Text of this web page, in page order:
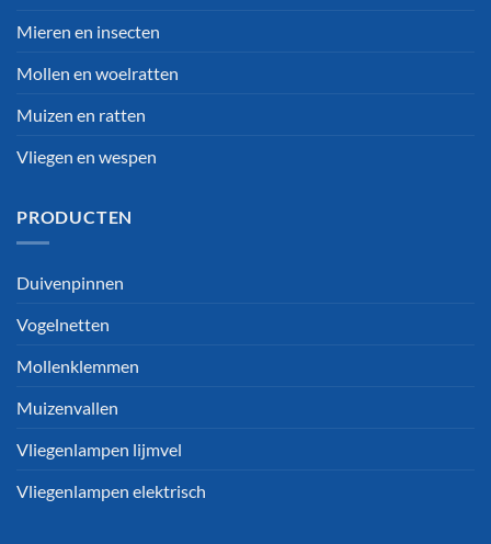
Mieren en insecten
Mollen en woelratten
Muizen en ratten
Vliegen en wespen
PRODUCTEN
Duivenpinnen
Vogelnetten
Mollenklemmen
Muizenvallen
Vliegenlampen lijmvel
Vliegenlampen elektrisch